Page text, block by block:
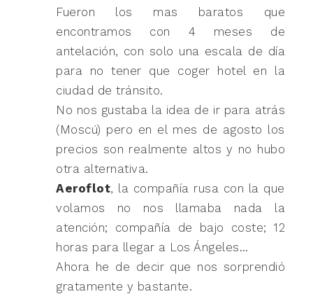
Fueron los mas baratos que
encontramos con 4 meses de
antelación, con solo una escala de día
para no tener que coger hotel en la
ciudad de tránsito.
No nos gustaba la idea de ir para atrás
(Moscú) pero en el mes de agosto los
precios son realmente altos y no hubo
otra alternativa.
Aeroflot, la compañía rusa con la que
volamos no nos llamaba nada la
atención; compañía de bajo coste; 12
horas para llegar a Los Ángeles…
Ahora he de decir que nos sorprendió
gratamente y bastante.